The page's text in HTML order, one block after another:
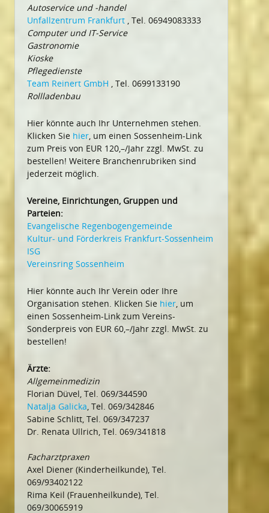
Autoservice und -handel
Unfallzentrum Frankfurt , Tel. 06949083333
Computer und IT-Service
Gastronomie
Kioske
Pflegedienste
Team Reinert GmbH , Tel. 0699133190
Rollladenbau
Hier könnte auch Ihr Unternehmen stehen.
Klicken Sie hier, um einen Sossenheim-Link
zum Preis von EUR 120,–/Jahr zzgl. MwSt. zu
bestellen! Weitere Branchenrubriken sind
jederzeit möglich.
Vereine, Einrichtungen, Gruppen und
Parteien:
Evangelische Regenbogengemeinde
Kultur- und Förderkreis Frankfurt-Sossenheim
ISG
Vereinsring Sossenheim
Hier könnte auch Ihr Verein oder Ihre
Organisation stehen. Klicken Sie hier, um
einen Sossenheim-Link zum Vereins-
Sonderpreis von EUR 60,–/Jahr zzgl. MwSt. zu
bestellen!
Ärzte:
Allgemeinmedizin
Florian Düvel, Tel. 069/344590
Natalja Galicka, Tel. 069/342846
Sabine Schlitt, Tel. 069/347237
Dr. Renata Ullrich, Tel. 069/341818
Facharztpraxen
Axel Diener (Kinderheilkunde), Tel.
069/93402122
Rima Keil (Frauenheilkunde), Tel.
069/30065919